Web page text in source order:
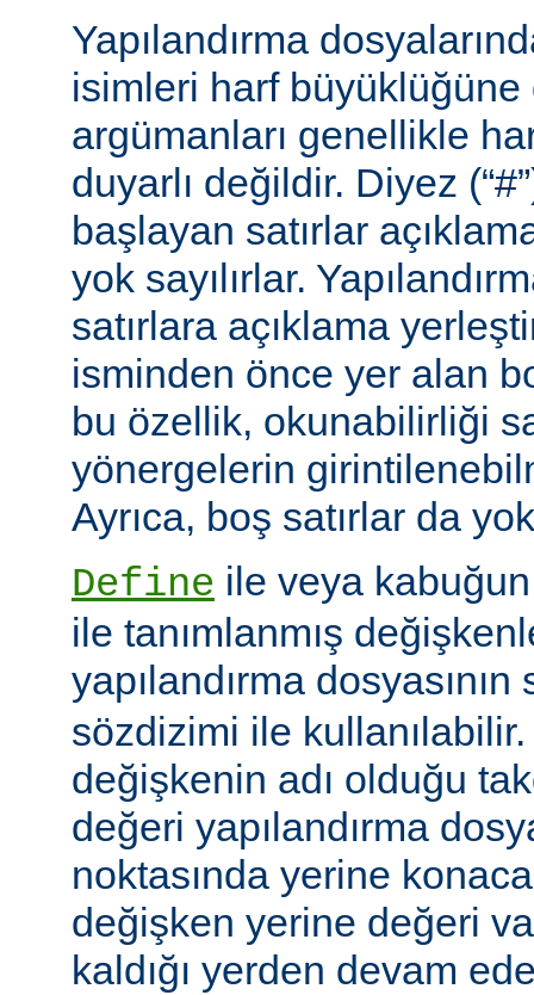
Yapılandırma
isimleri harf büyüklüğüne
argümanları genellikle
duyarlı değildir. Diyez
başlayan satırlar
yok sayılırlar.
satırlara açıklama
isminden önce yer alan
bu özellik, okunabilirliği
yönergelerin
Ayrıca, boş satırlar da
Define ile veya
ile tanımlanmış
yapılandırma dosyasının
sözdizimi ile
değişkenin adı olduğu
değeri yapılandırma
noktasında yerine
değişken yerine değeri
kaldığı yerden devam